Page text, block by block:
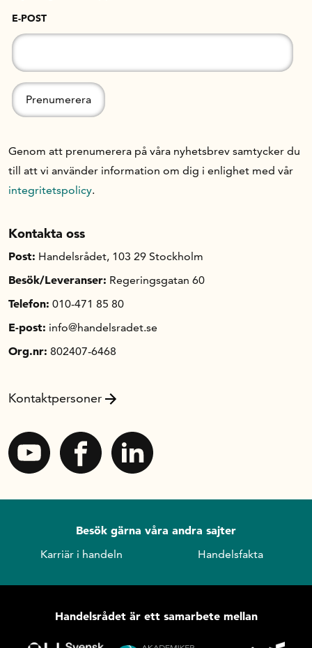
E-POST
Genom att prenumerera på våra nyhetsbrev samtycker du
till att vi använder information om dig i enlighet med vår
integritetspolicy.
Kontakta oss
Post: Handelsrådet, 103 29 Stockholm
Besök/Leveranser: Regeringsgatan 60
Telefon: 010-471 85 80
E-post: info@handelsradet.se
Org.nr: 802407-6468
Kontaktpersoner
Besök gärna våra andra sajter
Karriär i handeln Handelsfakta
Handelsrådet är ett samarbete mellan